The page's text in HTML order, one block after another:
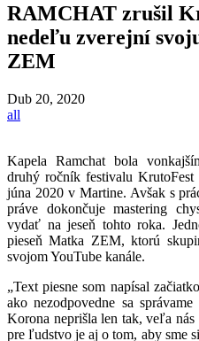
RAMCHAT zrušil
nedeľu zverejní
ZEM
Dub 20, 2020
all
Kapela Ramchat bola
druhý ročník festivalu
júna 2020 v Martine. Avšak s
práve dokončuje mastering
vydať na jeseň tohto roka.
pieseň Matka ZEM, ktorú
svojom YouTube kanále.
„Text piesne som napísal
ako nezodpovedne sa
Korona neprišla len tak, veľa
pre ľudstvo je aj o tom, aby sme